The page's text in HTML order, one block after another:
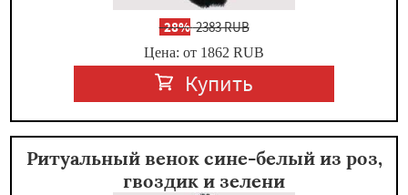
-28%2383 RUB
Цена: от 1862 RUB
Купить
Ритуальный венок сине-белый из роз,
гвоздик и зелени